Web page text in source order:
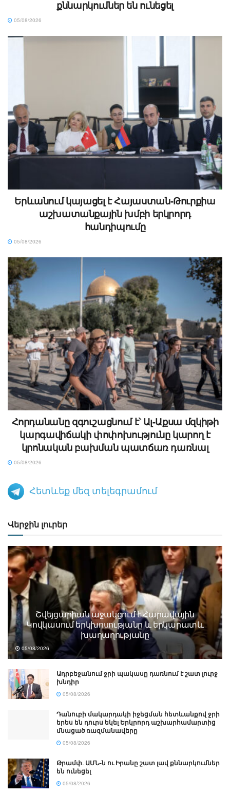
քննարկումներ են ունեցել
05/08/2026
Երևանում կայացել է Հայաստան-Թուրքիա
աշխատանքային խմբի երկրորդ
հանդիպումը
05/08/2026
Հորդանանը զգուշացնում է՝ Ալ-Աքսա մզկիթի
կարգավիճակի փոփոխությունը կարող է
կրոնական բախման պատճառ դառնալ
05/08/2026
Հետևեք մեզ տելեգրամում
Վերջին լուրեր
Շվեյցարիան աջակցում է Հարավային
Կովկասում երկխոսությանը և երկարատև
խաղաղությանը
05/08/2026
Ադրբեջանում ջրի պակասը դառնում է շատ լուրջ
խնդիր
05/08/2026
Դանուբի մակարդակի իջեցման հետևանքով ջրի
երես են դուրս եկել Երկրորդ աշխարհամարտից
մնացած ռազմանավերը
05/08/2026
Թրամփ․ ԱՄՆ-ն ու Իրանը շատ լավ քննարկումներ
են ունեցել
05/08/2026